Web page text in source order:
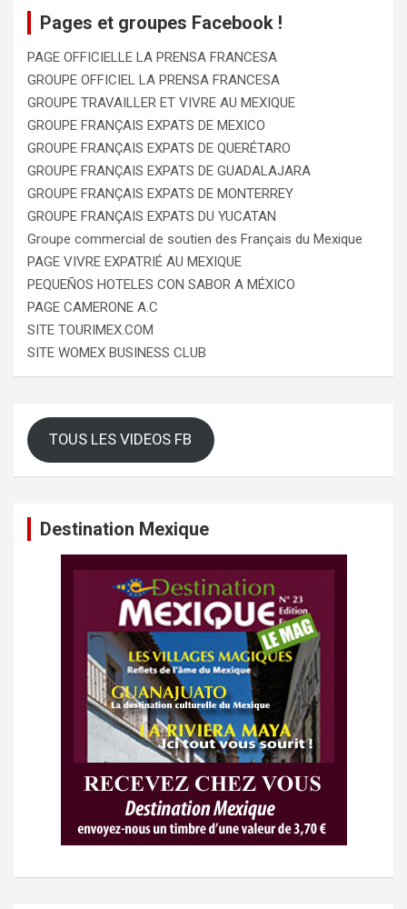
Pages et groupes Facebook !
PAGE OFFICIELLE LA PRENSA FRANCESA
GROUPE OFFICIEL LA PRENSA FRANCESA
GROUPE TRAVAILLER ET VIVRE AU MEXIQUE
GROUPE FRANÇAIS EXPATS DE MEXICO
GROUPE FRANÇAIS EXPATS DE QUERÉTARO
GROUPE FRANÇAIS EXPATS DE GUADALAJARA
GROUPE FRANÇAIS EXPATS DE MONTERREY
GROUPE FRANÇAIS EXPATS DU YUCATAN
Groupe commercial de soutien des Français du Mexique
PAGE VIVRE EXPATRIÉ AU MEXIQUE
PEQUEÑOS HOTELES CON SABOR A MÉXICO
PAGE CAMERONE A.C
SITE TOURIMEX.COM
SITE WOMEX BUSINESS CLUB
TOUS LES VIDEOS FB
Destination Mexique